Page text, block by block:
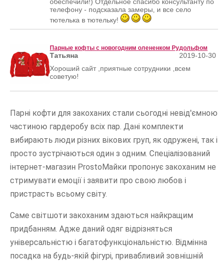
телефону - подсказала замеры, и все село
тютелька в тютельку!
Парные кофты с новогодним олененком Рудольфом
Татьяна
2019-10-30
Хороший сайт ,приятные сотрудники ,всем
советую!
Парні кофти для закоханих стали сьогодні невід'ємною
частиною гардеробу всіх пар. Дані комплекти
вибирають люди різних вікових груп, як одружені, так і
просто зустрічаються один з одним. Спеціалізований
інтернет-магазин ProstoМайки пропонує закоханим не
стримувати емоції і заявити про свою любов і
пристрасть всьому світу.
Саме світшоти закоханим здаються найкращим
придбанням. Адже даний одяг відрізняться
універсальністю і багатофункціональністю. Відмінна
посадка на будь-якій фігурі, привабливий зовнішній